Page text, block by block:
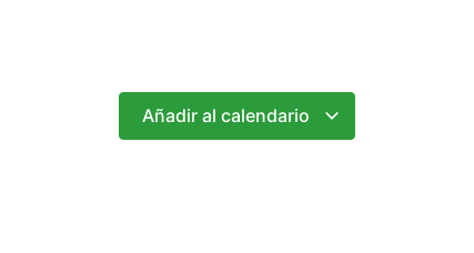
Añadir al calendario